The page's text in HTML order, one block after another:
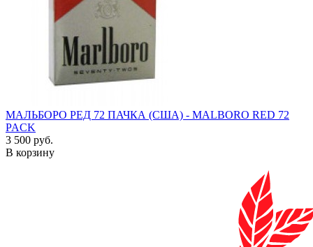
МАЛЬБОРО РЕД 72 ПАЧКА (США) - MALBORO RED 72
PACK
3 500 руб.
В корзину